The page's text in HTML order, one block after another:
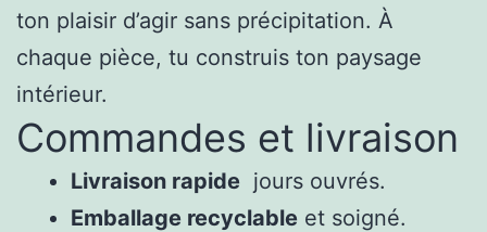
ton plaisir d’agir sans précipitation. À
chaque pièce, tu construis ton paysage
intérieur.
Commandes et livraison
Livraison rapide jours ouvrés.
Emballage recyclable et soigné.